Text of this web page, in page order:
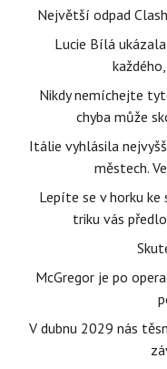
Největší odpad
Lucie Bílá
Nikdy nemíchejte
chyba může
Itálie vyhlásila
městech.
Lepíte se v horku ke
triku vás
McGregor je po
V dubnu 2029 nás